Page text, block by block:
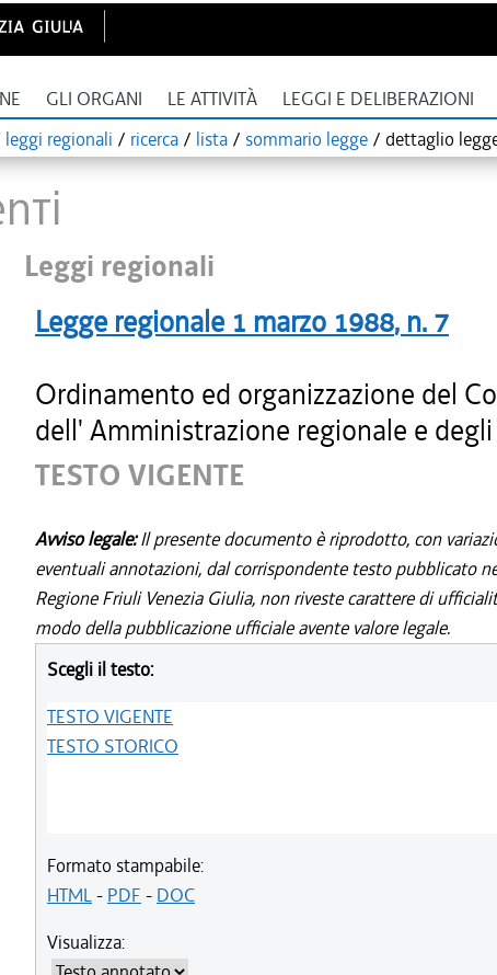
GLI ORGANI LE ATTIVITÀ LEGGI E DELIBERAZIONI
leggi regionali / ricerca / lista / sommario legge / dettaglio
Leggi regionali
Legge regionale 1 marzo 1988, n. 7
Ordinamento ed organizzazione del
dell' Amministrazione regionale e
TESTO VIGENTE
Avviso legale:Il presente documento è riprodotto, con
eventuali annotazioni, dal corrispondente testo pubblicato
Regione Friuli Venezia Giulia, non riveste carattere di
modo della pubblicazione ufficiale avente valore legale.
Scegli il testo:
TESTO VIGENTE
TESTO STORICO
Formato stampabile:
HTML- PDF - DOC
Visualizza: